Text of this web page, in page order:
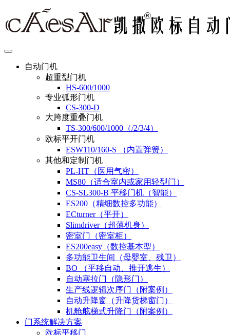
自动门机
超重型门机
HS-600/1000
专业弧形门机
CS-300-D
大跨度重叠门机
TS-300/600/1000（/2/3/4）
欧标平开门机
ESW110/160-S （内置弹簧）
其他和定制门机
PL-HT（医用气密）
MS80（适合室内或家用轻型门）
CS-SL300-B 平移门机（智能）
ES200（精细数控多功能）
ECturner（平开）
Slimdriver（超薄机身）
密室门（密室柜）
ES200easy（数控基本型）
多功能卫生间（母婴室、残卫）
BO （平移自动、推开逃生）
自动塞拉门（隐形门）
生产线逻辑次序门（附案例）
自动升降窗（升降货梯窗门）
机舱舷梯式升降门（附案例）
门系统解决方案
欧标平移门